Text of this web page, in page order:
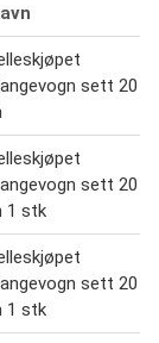
sett 20
sett 20
1 stk
sett 20
1 stk